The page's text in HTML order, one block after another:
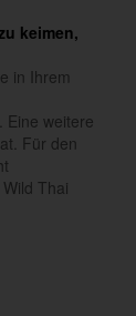
keimen,
in Ihrem
Eine weitere
Für den
Thai